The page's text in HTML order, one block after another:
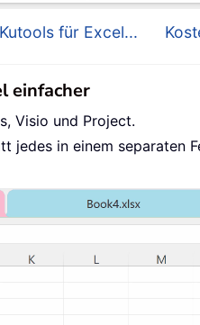
für Excel...
einfacher
Visio und Project.
jedes in einem separaten